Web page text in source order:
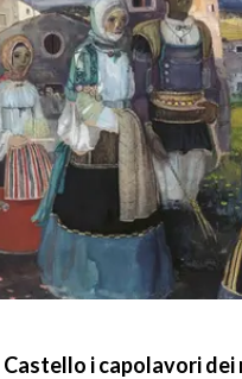
i capolavori dei